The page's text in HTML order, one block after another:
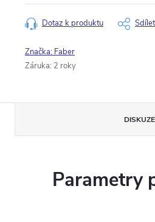
Dotaz k produktu Sdílet
Značka: Faber
Záruka: 2 roky
DISKUZE
Parametry